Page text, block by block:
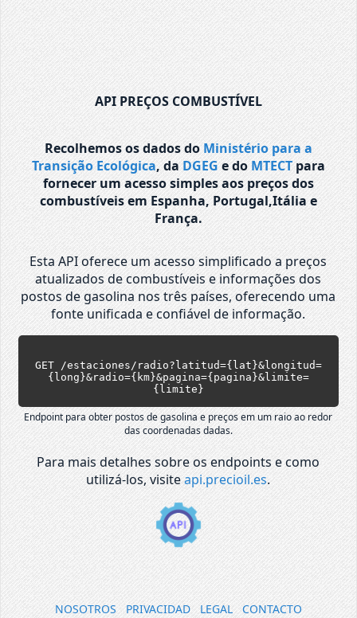
API PREÇOS COMBUSTÍVEL
Recolhemos os dados do Ministério para a
Transição Ecológica, da DGEG e do MTECTpara
fornecer um acesso simples aos preços dos
combustíveis em Espanha, Portugal,Itália e
França.
Esta API oferece um acesso simplificado a preços
atualizados de combustíveis e informações dos
postos de gasolina nos três países, oferecendo uma
fonte unificada e confiável de informação.
GET /estaciones/radio?latitud={lat}&longitud=
{long}&radio={km}&pagina={pagina}&limite=
{limite}
Endpoint para obter postos de gasolina e preços em um raio ao redor
das coordenadas dadas.
Para mais detalhes sobre os endpoints e como
utilizá-los, visiteapi.precioil.es.
NOSOTROS PRIVACIDAD LEGAL CONTACTO